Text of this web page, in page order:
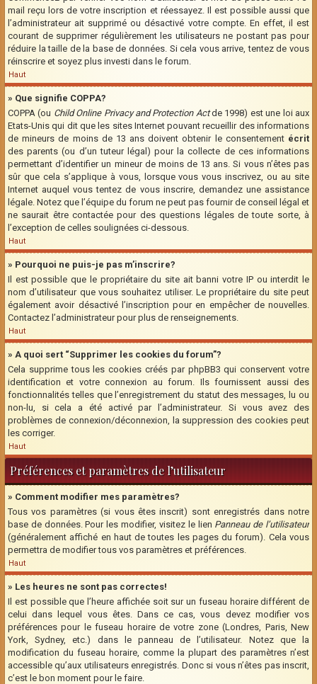
mail reçu lors de votre inscription et réessayez. Il est possible aussi que
l’administrateur ait supprimé ou désactivé votre compte. En effet, il est
courant de supprimer régulièrement les utilisateurs ne postant pas pour
réduire la taille de la base de données. Si cela vous arrive, tentez de vous
réinscrire et soyez plus investi dans le forum.
Haut
» Que signifie COPPA?
COPPA (ou Child Online Privacy and Protection Actde 1998) est une loi aux
Etats-Unis qui dit que les sites Internet pouvant recueillir des informations
de mineurs de moins de 13 ans doivent obtenir le consentement écrit
des parents (ou d’un tuteur légal) pour la collecte de ces informations
permettant d’identifier un mineur de moins de 13 ans. Si vous n’êtes pas
sûr que cela s’applique à vous, lorsque vous vous inscrivez, ou au site
Internet auquel vous tentez de vous inscrire, demandez une assistance
légale. Notez que l’équipe du forum ne peut pas fournir de conseil légal et
ne saurait être contactée pour des questions légales de toute sorte, à
l’exception de celles soulignées ci-dessous.
Haut
» Pourquoi ne puis-je pas m’inscrire?
Il est possible que le propriétaire du site ait banni votre IP ou interdit le
nom d’utilisateur que vous souhaitez utiliser. Le propriétaire du site peut
également avoir désactivé l’inscription pour en empêcher de nouvelles.
Contactez l’administrateur pour plus de renseignements.
Haut
» A quoi sert “Supprimer les cookies du forum”?
Cela supprime tous les cookies créés par phpBB3 qui conservent votre
identification et votre connexion au forum. Ils fournissent aussi des
fonctionnalités telles que l’enregistrement du statut des messages, lu ou
non-lu, si cela a été activé par l’administrateur. Si vous avez des
problèmes de connexion/déconnexion, la suppression des cookies peut
les corriger.
Haut
Préférences et paramètres de l’utilisateur
» Comment modifier mes paramètres?
Tous vos paramètres (si vous êtes inscrit) sont enregistrés dans notre
base de données. Pour les modifier, visitez le lien Panneau de l’utilisateur
(généralement affiché en haut de toutes les pages du forum). Cela vous
permettra de modifier tous vos paramètres et préférences.
Haut
» Les heures ne sont pas correctes!
Il est possible que l’heure affichée soit sur un fuseau horaire différent de
celui dans lequel vous êtes. Dans ce cas, vous devez modifier vos
préférences pour le fuseau horaire de votre zone (Londres, Paris, New
York, Sydney, etc.) dans le panneau de l’utilisateur. Notez que la
modification du fuseau horaire, comme la plupart des paramètres n’est
accessible qu’aux utilisateurs enregistrés. Donc si vous n’êtes pas inscrit,
c’est le bon moment pour le faire.